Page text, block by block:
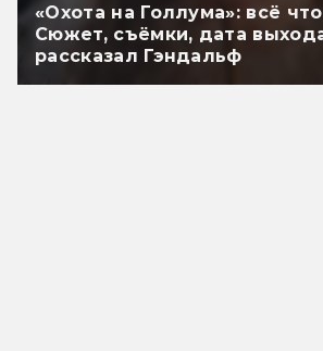
«Охота на Голлума»: всё
Сюжет, съёмки, дата
рассказал Гэндальф